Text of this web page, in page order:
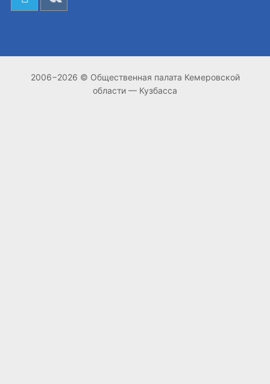
2006−2026 © Общественная палата Кемеровской
области — Кузбасса